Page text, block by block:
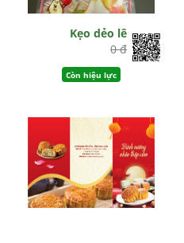
Kẹo dẻo lê
0 đ
Còn hiệu lực